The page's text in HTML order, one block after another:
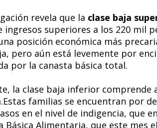
revela que la clase baja
ingresos superiores a los 220 mil
posición económica más
pero aún está levemente por
por la canasta básica total.
la clase baja inferior comprende
familias se encuentran por
en el nivel de indigencia, que
Básica Alimentaria, que este mes